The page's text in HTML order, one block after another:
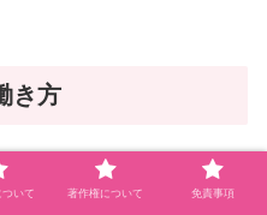
き方
ついて 著作権について 免責事項